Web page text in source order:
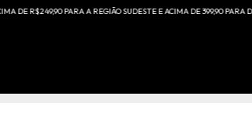
A REGIÃO SUDESTE E ACIMA DE 399,90 PARA DEMAIS REGIÕES